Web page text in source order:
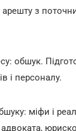
з
обшук.
і персоналу.
міфи і